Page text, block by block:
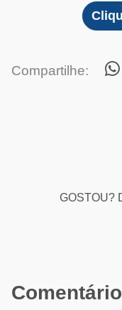
Compartilhe:
GOSTOU?